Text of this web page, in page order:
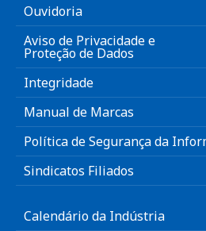
Ouvidoria
Aviso de Privacidade e
Proteção de Dados
Integridade
Manual de Marcas
Política de Segurança da
Sindicatos Filiados
Calendário da Indústria